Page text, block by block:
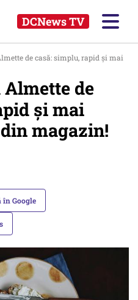
DCNews TV
de casă: simplu, rapid și mai
de
și mai
magazin!
în Google